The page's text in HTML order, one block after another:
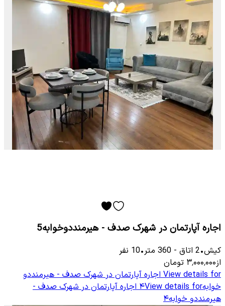
اجاره آپارتمان در شهرک صدف - هیرمنددوخوابه5
کیش•
2 اتاق -
360 متر•
10 نفر
از۳٬۰۰۰٬۰۰۰ تومان
View details for اجاره آپارتمان در شهرک صدف - هیرمنددو
خوابه۴View details for
اجاره آپارتمان در شهرک صدف -
هیرمنددو خوابه۴